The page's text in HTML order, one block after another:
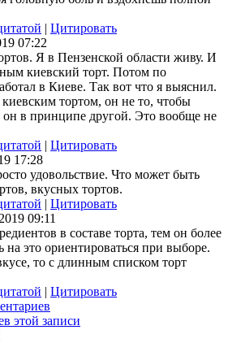
| Цитировать
07:22
Я в Пензенской области живу. И
киевский торт. Потом по
в Киеве. Так вот что я выяснил.
тортом, он не то, чтобы
в принципе другой. Это вообще не
| Цитировать
17:28
удовольствие. Что может быть
вкусных тортов.
| Цитировать
09:11
в составе торта, тем он более
это ориентироваться при выборе.
то с длинным списком торт
| Цитировать
этой записи